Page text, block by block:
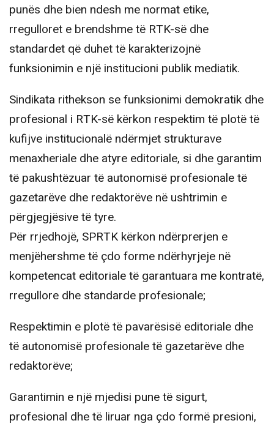
punës dhe bien ndesh me normat etike,
rregulloret e brendshme të RTK-së dhe
standardet që duhet të karakterizojnë
funksionimin e një institucioni publik mediatik.
Sindikata rithekson se funksionimi demokratik dhe
profesional i RTK-së kërkon respektim të plotë të
kufijve institucionalë ndërmjet strukturave
menaxheriale dhe atyre editoriale, si dhe garantim
të pakushtëzuar të autonomisë profesionale të
gazetarëve dhe redaktorëve në ushtrimin e
përgjegjësive të tyre.
Për rrjedhojë, SPRTK kërkon ndërprerjen e
menjëhershme të çdo forme ndërhyrjeje në
kompetencat editoriale të garantuara me kontratë,
rregullore dhe standarde profesionale;
Respektimin e plotë të pavarësisë editoriale dhe
të autonomisë profesionale të gazetarëve dhe
redaktorëve;
Garantimin e një mjedisi pune të sigurt,
profesional dhe të liruar nga çdo formë presioni,